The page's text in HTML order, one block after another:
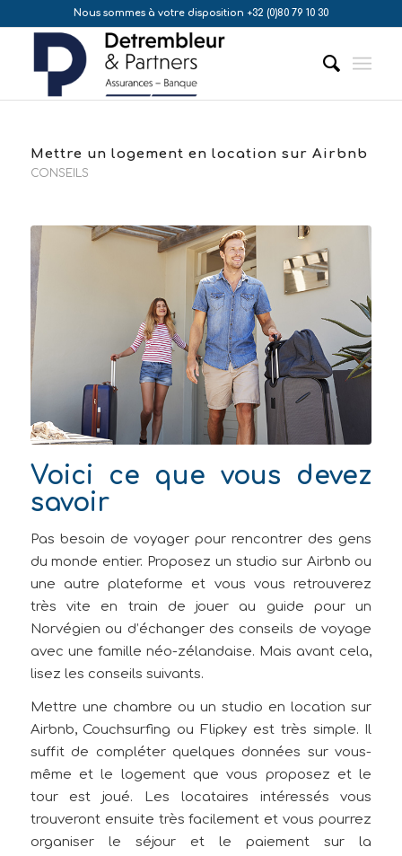
Nous sommes à votre disposition +32 (0)80 79 10 30
Mettre un logement en location sur Airbnb
CONSEILS
Voici ce que vous devez
savoir
Pas besoin de voyager pour rencontrer des gens
du monde entier. Proposez un studio sur Airbnb ou
une autre plateforme et vous vous retrouverez
très vite en train de jouer au guide pour un
Norvégien ou d’échanger des conseils de voyage
avec une famille néo-zélandaise. Mais avant cela,
lisez les conseils suivants.
Mettre une chambre ou un studio en location sur
Airbnb, Couchsurfing ou Flipkey est très simple. Il
suffit de compléter quelques données sur vous-
même et le logement que vous proposez et le
tour est joué. Les locataires intéressés vous
trouveront ensuite très facilement et vous pourrez
organiser le séjour et le paiement sur la